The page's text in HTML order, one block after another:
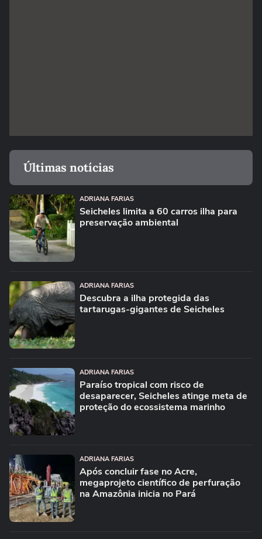
Últimas notícias
ADRIANA FARIAS
Seicheles limita a 60 carros ilha para
preservação ambiental
ADRIANA FARIAS
Descubra a ilha protegida das
tartarugas-gigantes de Seicheles
ADRIANA FARIAS
Paraíso tropical com risco de
desaparecer, Seicheles atinge meta de
proteção do ecossistema marinho
ADRIANA FARIAS
Após concluir fase no Acre,
megaprojeto científico de perfuração
na Amazônia inicia no Pará